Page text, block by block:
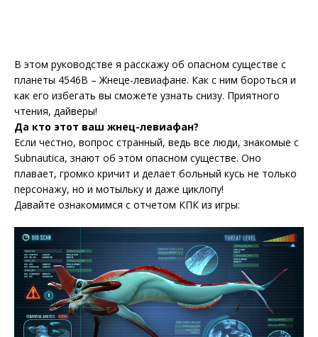
В этом руководстве я расскажу об опасном существе с
планеты 4546B – Жнеце-левиафане. Как с ним бороться и
как его избегать вы сможете узнать снизу. Приятного
чтения, дайверы!
Да кто этот ваш жнец-левиафан?
Если честно, вопрос странный, ведь все люди, знакомые с
Subnautica, знают об этом опасном существе. Оно
плавает, громко кричит и делает больный кусь не только
персонажу, но и мотыльку и даже циклопу!
Давайте ознакомимся с отчетом КПК из игры: